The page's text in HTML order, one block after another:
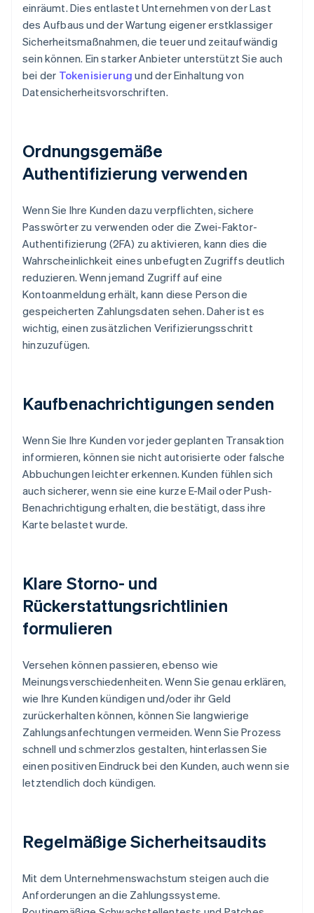
einräumt. Dies entlastet Unternehmen von der Last
des Aufbaus und der Wartung eigener erstklassiger
Sicherheitsmaßnahmen, die teuer und zeitaufwändig
sein können. Ein starker Anbieter unterstützt Sie auch
bei der Tokenisierung und der Einhaltung von
Datensicherheitsvorschriften.
Ordnungsgemäße
Authentifizierung verwenden
Wenn Sie Ihre Kunden dazu verpflichten, sichere
Passwörter zu verwenden oder die Zwei-Faktor-
Authentifizierung (2FA) zu aktivieren, kann dies die
Wahrscheinlichkeit eines unbefugten Zugriffs deutlich
reduzieren. Wenn jemand Zugriff auf eine
Kontoanmeldung erhält, kann diese Person die
gespeicherten Zahlungsdaten sehen. Daher ist es
wichtig, einen zusätzlichen Verifizierungsschritt
hinzuzufügen.
Kaufbenachrichtigungen senden
Wenn Sie Ihre Kunden vor jeder geplanten Transaktion
informieren, können sie nicht autorisierte oder falsche
Abbuchungen leichter erkennen. Kunden fühlen sich
auch sicherer, wenn sie eine kurze E-Mail oder Push-
Benachrichtigung erhalten, die bestätigt, dass ihre
Karte belastet wurde.
Klare Storno- und
Rückerstattungsrichtlinien
formulieren
Versehen können passieren, ebenso wie
Meinungsverschiedenheiten. Wenn Sie genau erklären,
wie Ihre Kunden kündigen und/oder ihr Geld
zurückerhalten können, können Sie langwierige
Zahlungsanfechtungen vermeiden. Wenn Sie Prozess
schnell und schmerzlos gestalten, hinterlassen Sie
einen positiven Eindruck bei den Kunden, auch wenn sie
letztendlich doch kündigen.
Regelmäßige Sicherheitsaudits
Mit dem Unternehmenswachstum steigen auch die
Anforderungen an die Zahlungssysteme.